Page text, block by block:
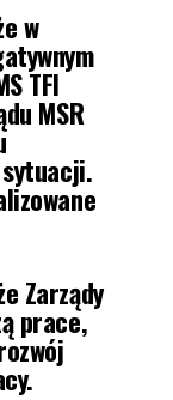
w
TFI
MSR
Zarządy
prace,